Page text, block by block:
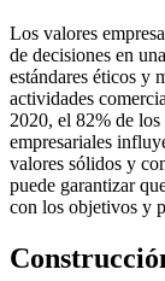
Los valores
de decisiones en
estándares éticos y
actividades
2020, el 82% de los
empresariales
valores sólidos y
puede garantizar
con los objetivos y